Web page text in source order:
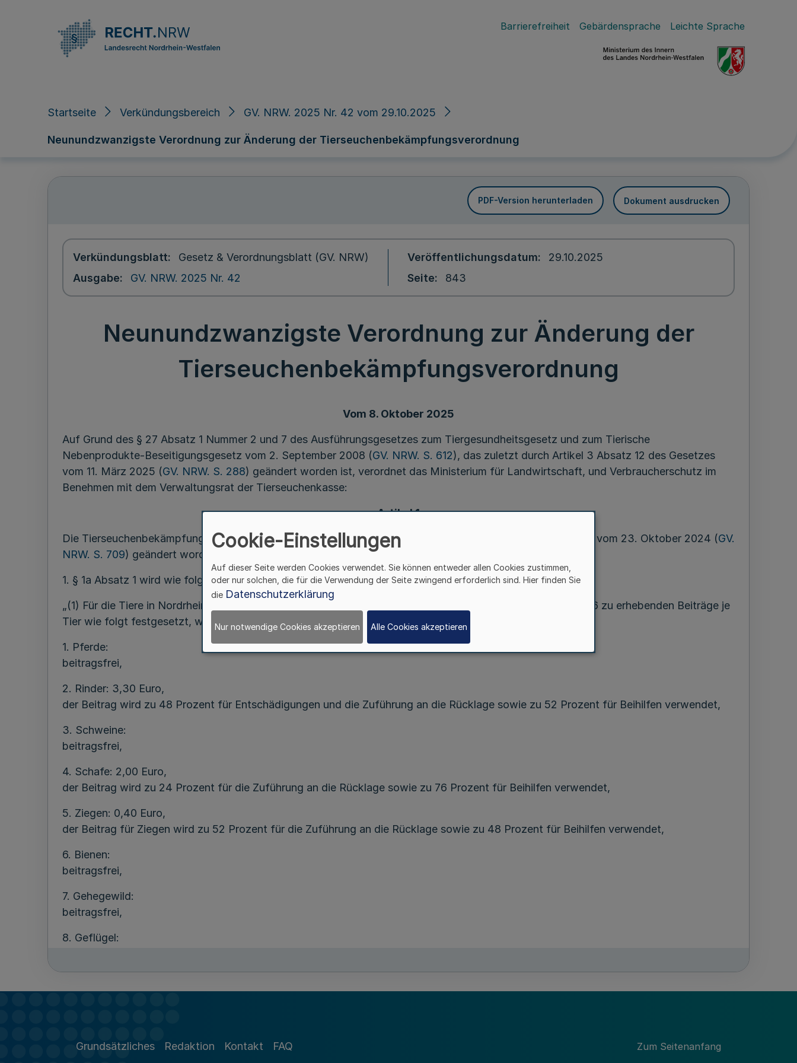
Barrierefreiheit Gebärdensprache Leichte Sprache
Startseite Verkündungsbereich GV. NRW. 2025 Nr. 42 vom 29.10.2025
Neunundzwanzigste Verordnung zur Änderung der Tierseuchenbekämpfungsverordnung
PDF-Version herunterladen Dokument ausdrucken
Verkündungsblatt
Gesetz & Verordnungsblatt (GV. NRW)
Ausgabe
GV. NRW. 2025 Nr. 42
Veröffentlichungsdatum
29.10.2025
Seite
843
Neunundzwanzigste Verordnung zur Änderung der
Tierseuchenbekämpfungsverordnung
Vom 8. Oktober 2025
Auf Grund des § 27 Absatz 1 Nummer 2 und 7 des Ausführungsgesetzes zum Tiergesundheitsgesetz und zum Tierische
Nebenprodukte-Beseitigungsgesetz vom 2. September 2008 (GV. NRW. S. 612), das zuletzt durch Artikel 3 Absatz 12 des Gesetzes
vom 11. März 2025 (GV. NRW. S. 288) geändert worden ist, verordnet das Ministerium für Landwirtschaft, und Verbraucherschutz im
Benehmen mit dem Verwaltungsrat der Tierseuchenkasse:
Artikel 1
Die Tierseuchenbekämpfungsverordnung vom 3. Juli 1986 (GV. NRW. S. 545 ), die zuletzt durch Verordnung vom 23. Oktober 2024 (GV.
NRW. S. 709) geändert worden ist, wird wie folgt geändert:
1. § 1a Absatz 1 wird wie folgt gefasst:
„(1) Für die Tiere in Nordrhein-Westfalen werden die von den Personen, die Tiere besitzen, für das Jahr 2026 zu erhebenden Beiträge je
Tier wie folgt festgesetzt, wobei der Mindestbeitrag für jede beitragspflichtige Person 10,00 Euro beträgt:
1. Pferde:
beitragsfrei,
2. Rinder: 3,30 Euro,
der Beitrag wird zu 48 Prozent für Entschädigungen und die Zuführung an die Rücklage sowie zu 52 Prozent für Beihilfen verwendet,
3. Schweine:
beitragsfrei,
4. Schafe: 2,00 Euro,
der Beitrag wird zu 24 Prozent für die Zuführung an die Rücklage sowie zu 76 Prozent für Beihilfen verwendet,
5. Ziegen: 0,40 Euro,
der Beitrag für Ziegen wird zu 52 Prozent für die Zuführung an die Rücklage sowie zu 48 Prozent für Beihilfen verwendet,
6. Bienen:
beitragsfrei,
7. Gehegewild:
beitragsfrei,
8. Geflügel:
Grundsätzliches Redaktion Kontakt FAQ Zum Seitenanfang
Cookie-Einstellungen
Auf dieser Seite werden Cookies verwendet. Sie können entweder allen Cookies zustimmen,
oder nur solchen, die für die Verwendung der Seite zwingend erforderlich sind. Hier finden Sie
die Datenschutzerklärung
Nur notwendige Cookies akzeptieren Alle Cookies akzeptieren